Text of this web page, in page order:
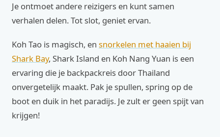
Je ontmoet andere reizigers en kunt samen
verhalen delen. Tot slot, geniet ervan.
Koh Tao is magisch, en snorkelen met haaien bij
Shark Bay, Shark Island en Koh Nang Yuan is een
ervaring die je backpackreis door Thailand
onvergetelijk maakt. Pak je spullen, spring op de
boot en duik in het paradijs. Je zult er geen spijt van
krijgen!